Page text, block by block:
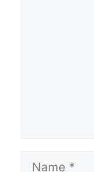
Name